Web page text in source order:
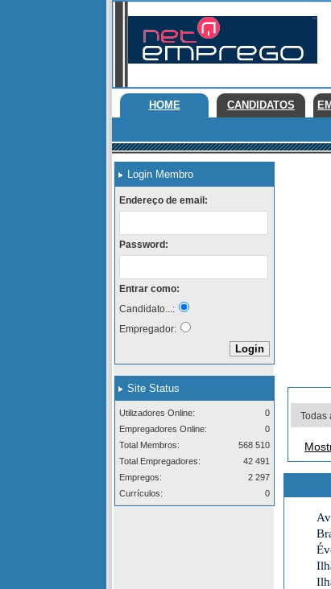
HOME CANDIDATOS
Login Membro
Endereço de email:
Password:
Entrar como:
Candidato...:
Empregador:
Site Status
Utilizadores Online:
0
Empregadores Online:
0
Total Membros:
568 510
Total Empregadores:
42 491
Empregos:
2 297
Currículos:
0